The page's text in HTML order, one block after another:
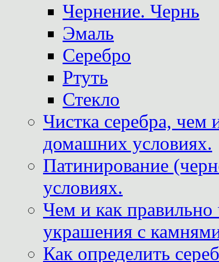
Чернение. Чернь
Эмаль
Серебро
Ртуть
Стекло
Чистка серебра, чем
домашних условиях.
Патинирование
условиях.
Чем и как
украшения с
Как определить